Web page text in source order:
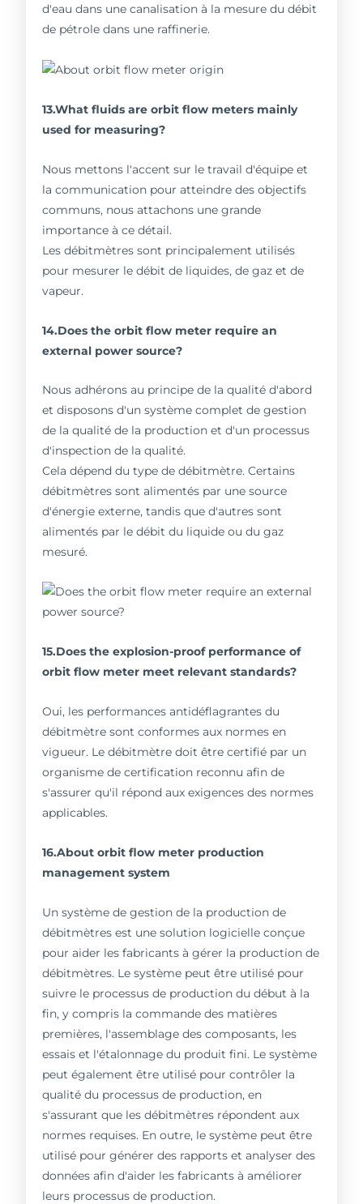
d'eau dans une canalisation à la mesure du débit
de pétrole dans une raffinerie.
13.What fluids are orbit flow meters mainly
used for measuring?
Nous mettons l'accent sur le travail d'équipe et
la communication pour atteindre des objectifs
communs, nous attachons une grande
importance à ce détail.
Les débitmètres sont principalement utilisés
pour mesurer le débit de liquides, de gaz et de
vapeur.
14.Does the orbit flow meter require an
external power source?
Nous adhérons au principe de la qualité d'abord
et disposons d'un système complet de gestion
de la qualité de la production et d'un processus
d'inspection de la qualité.
Cela dépend du type de débitmètre. Certains
débitmètres sont alimentés par une source
d'énergie externe, tandis que d'autres sont
alimentés par le débit du liquide ou du gaz
mesuré.
15.Does the explosion-proof performance of
orbit flow meter meet relevant standards?
Oui, les performances antidéflagrantes du
débitmètre sont conformes aux normes en
vigueur. Le débitmètre doit être certifié par un
organisme de certification reconnu afin de
s'assurer qu'il répond aux exigences des normes
applicables.
16.About orbit flow meter production
management system
Un système de gestion de la production de
débitmètres est une solution logicielle conçue
pour aider les fabricants à gérer la production de
débitmètres. Le système peut être utilisé pour
suivre le processus de production du début à la
fin, y compris la commande des matières
premières, l'assemblage des composants, les
essais et l'étalonnage du produit fini. Le système
peut également être utilisé pour contrôler la
qualité du processus de production, en
s'assurant que les débitmètres répondent aux
normes requises. En outre, le système peut être
utilisé pour générer des rapports et analyser des
données afin d'aider les fabricants à améliorer
leurs processus de production.